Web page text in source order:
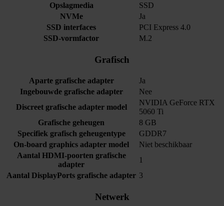
Opslagmedia
SSD
NVMe
Ja
SSD interfaces
PCI Express 4.0
SSD-vormfactor
M.2
Grafisch
Aparte grafische adapter
Ja
Ingebouwde grafische adapter
Nee
Discreet grafische adapter model
NVIDIA GeForce RTX
5060 Ti
Grafische geheugen
8 GB
Specifiek grafisch geheugentype
GDDR7
On-board graphics adapter model
Niet beschikbaar
Aantal HDMI-poorten grafische
adapter
1
Aantal DisplayPorts grafische adapter 3
Netwerk